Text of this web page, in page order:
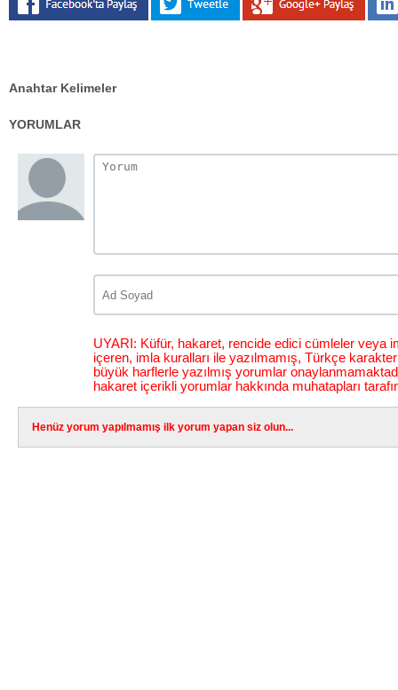
Anahtar Kelimeler
YORUMLAR
UYARI: Küfür, hakaret, rencide edici cümleler veya
içeren, imla kuralları ile yazılmamış, Türkçe
büyük harflerle yazılmış yorumlar
hakaret içerikli yorumlar hakkında muhatapları
Henüz yorum yapılmamış ilk yorum yapan siz olun...